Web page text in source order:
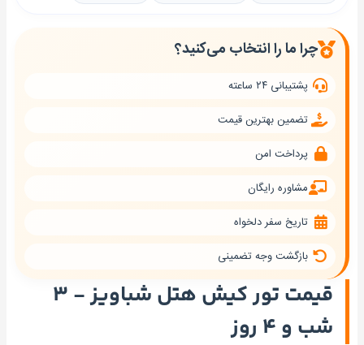
قیمت تور کیش هتل شباویز - ۳
شب و ۴ روز
چرا ما را انتخاب می‌کنید؟
پشتیبانی ۲۴ ساعته
تضمین بهترین قیمت
پرداخت امن
مشاوره رایگان
تاریخ سفر دلخواه
بازگشت وجه تضمینی